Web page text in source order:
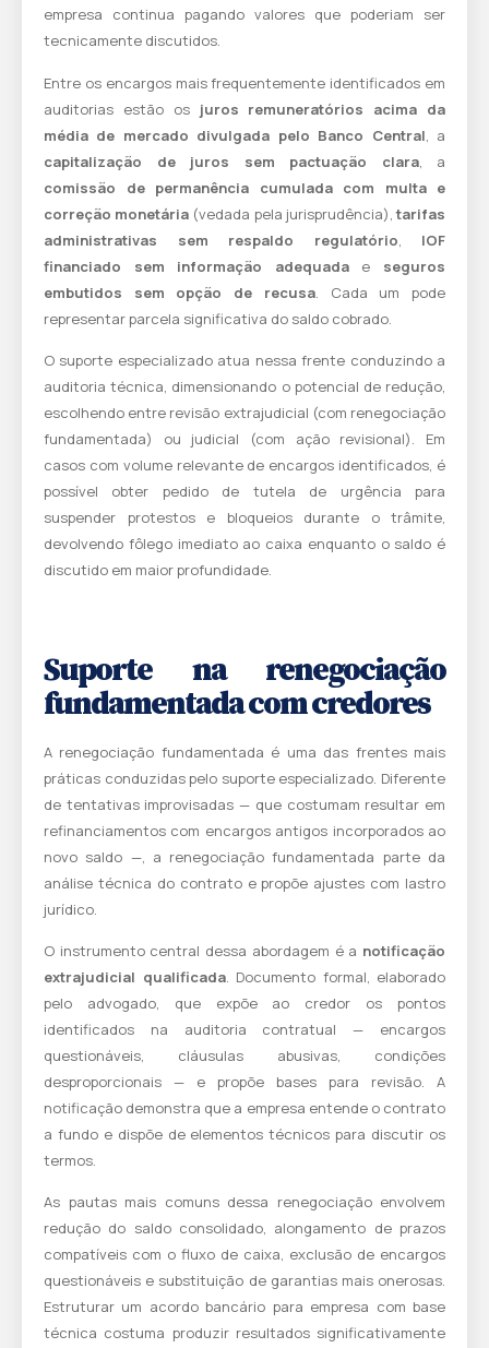
empresa continua pagando valores que poderiam ser
tecnicamente discutidos.
Entre os encargos mais frequentemente identificados em
auditorias estão os juros remuneratórios acima da
média de mercado divulgada pelo Banco Central, a
capitalização de juros sem pactuação clara, a
comissão de permanência cumulada com multa e
correção monetária (vedada pela jurisprudência),tarifas
administrativas sem respaldo regulatório, IOF
financiado sem informação adequadae seguros
embutidos sem opção de recusa. Cada um pode
representar parcela significativa do saldo cobrado.
O suporte especializado atua nessa frente conduzindo a
auditoria técnica, dimensionando o potencial de redução,
escolhendo entre revisão extrajudicial (com renegociação
fundamentada) ou judicial (com ação revisional). Em
casos com volume relevante de encargos identificados, é
possível obter pedido de tutela de urgência para
suspender protestos e bloqueios durante o trâmite,
devolvendo fôlego imediato ao caixa enquanto o saldo é
discutido em maior profundidade.
Suporte na renegociação
fundamentada com credores
A renegociação fundamentada é uma das frentes mais
práticas conduzidas pelo suporte especializado. Diferente
de tentativas improvisadas — que costumam resultar em
refinanciamentos com encargos antigos incorporados ao
novo saldo —, a renegociação fundamentada parte da
análise técnica do contrato e propõe ajustes com lastro
jurídico.
O instrumento central dessa abordagem é a notificação
extrajudicial qualificada. Documento formal, elaborado
pelo advogado, que expõe ao credor os pontos
identificados na auditoria contratual — encargos
questionáveis, cláusulas abusivas, condições
desproporcionais — e propõe bases para revisão. A
notificação demonstra que a empresa entende o contrato
a fundo e dispõe de elementos técnicos para discutir os
termos.
As pautas mais comuns dessa renegociação envolvem
redução do saldo consolidado, alongamento de prazos
compatíveis com o fluxo de caixa, exclusão de encargos
questionáveis e substituição de garantias mais onerosas.
Estruturar um acordo bancário para empresa com base
técnica costuma produzir resultados significativamente